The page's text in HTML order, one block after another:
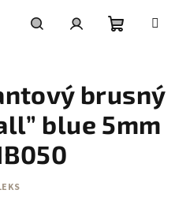
košík
brusný
blue 5mm